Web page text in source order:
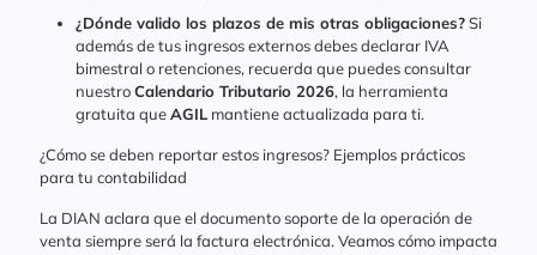
¿Dónde valido los plazos de mis otras obligaciones?Si
además de tus ingresos externos debes declarar IVA
bimestral o retenciones, recuerda que puedes consultar
nuestroCalendario Tributario 2026, la herramienta
gratuita queAGIL mantiene actualizada para ti.
¿Cómo se deben reportar estos ingresos? Ejemplos prácticos
para tu contabilidad
La DIAN aclara que el documento soporte de la operación de
venta siempre será la factura electrónica. Veamos cómo impacta